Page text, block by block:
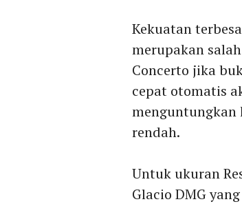
Kekuatan
merupakan
Concerto jika
cepat otomatis
rendah.
Untuk ukuran
Glacio DMG